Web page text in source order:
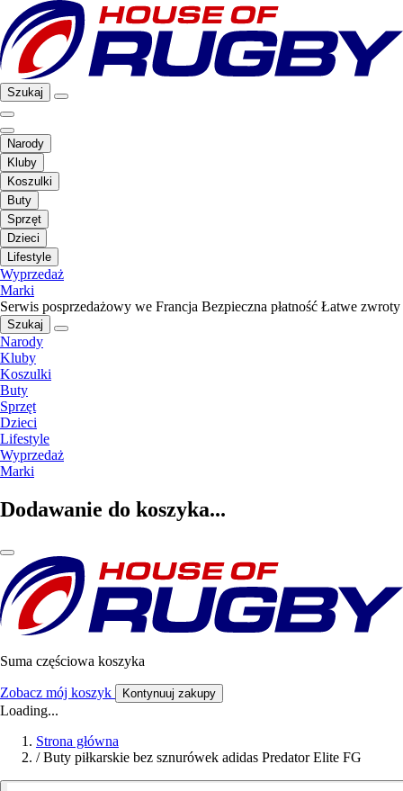
Szukaj
Narody
Kluby
Koszulki
Buty
Sprzęt
Dzieci
Lifestyle
Wyprzedaż
Marki
Serwis posprzedażowy we Francja Bezpieczna płatność Łatwe zwroty
Szukaj
Narody
Kluby
Koszulki
Buty
Sprzęt
Dzieci
Lifestyle
Wyprzedaż
Marki
Dodawanie do koszyka...
Suma częściowa koszyka
Zobacz mój koszyk Kontynuuj zakupy
Loading...
Strona główna
/ Buty piłkarskie bez sznurówek adidas Predator Elite FG